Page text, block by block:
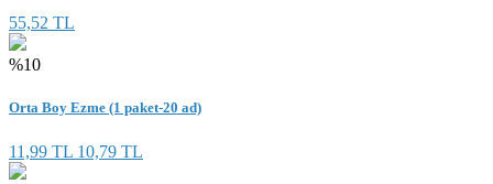
55,52 TL
%10
Orta Boy Ezme (1 paket-20 ad)
11,99 TL 10,79 TL